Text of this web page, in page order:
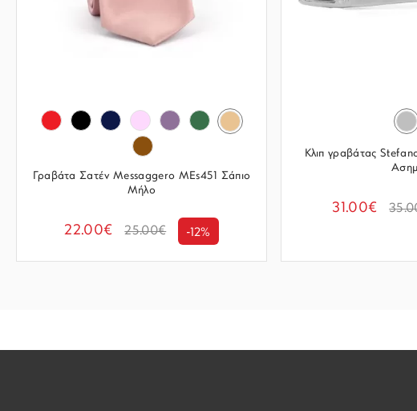
Γραβάτα Σατέν Messaggero MEs451 Σάπιο
Μήλο
22.00€ 25.00€ -12%
Κλιπ γραβάτας
31.00€